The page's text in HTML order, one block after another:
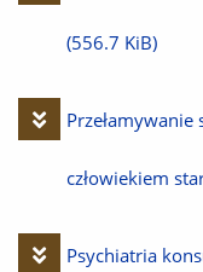
plik
(556.7 KiB)
Pobierz
plik
człowiekiem
Pobierz
Psychiatria